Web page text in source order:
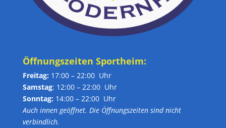
Öffnungszeiten Sportheim:
Freitag: 17:00 – 22:00 Uhr
Samstag: 12:00 – 22:00 Uhr
Sonntag: 14:00 – 22:00 Uhr
Auch innen geöffnet. Die Öffnungszeiten sind nicht
verbindlich.